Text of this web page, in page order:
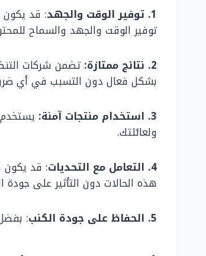
1. توفير الوقت والجهد
: قد يكون
توفير الوقت والجهد والسماح
2. نتائج ممتازة:
تضمن شركات
بشكل فعال دون التسبب في أي
3. استخدام منتجات آمنة:
ولعائلتك.
4. التعامل مع التحديات
: قد يكون
هذه الحالات دون التأثير على جودة
5. الحفاظ على جودة الكنب
: